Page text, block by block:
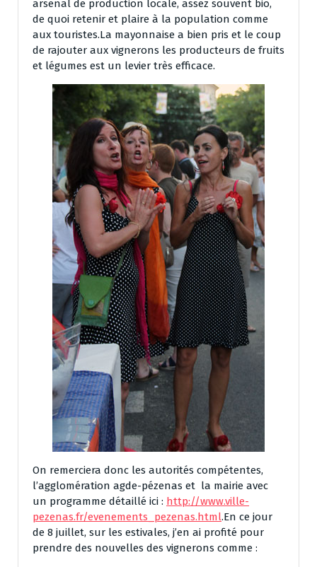
arsenal de production locale, assez souvent bio,
de quoi retenir et plaire à la population comme
aux touristes.La mayonnaise a bien pris et le coup
de rajouter aux vignerons les producteurs de fruits
et légumes est un levier très efficace.
On remerciera donc les autorités compétentes,
l’agglomération agde-pézenas et la mairie avec
un programme détaillé ici : http://www.ville-
pezenas.fr/evenements_pezenas.html.En ce jour
de 8 juillet, sur les estivales, j’en ai profité pour
prendre des nouvelles des vignerons comme :